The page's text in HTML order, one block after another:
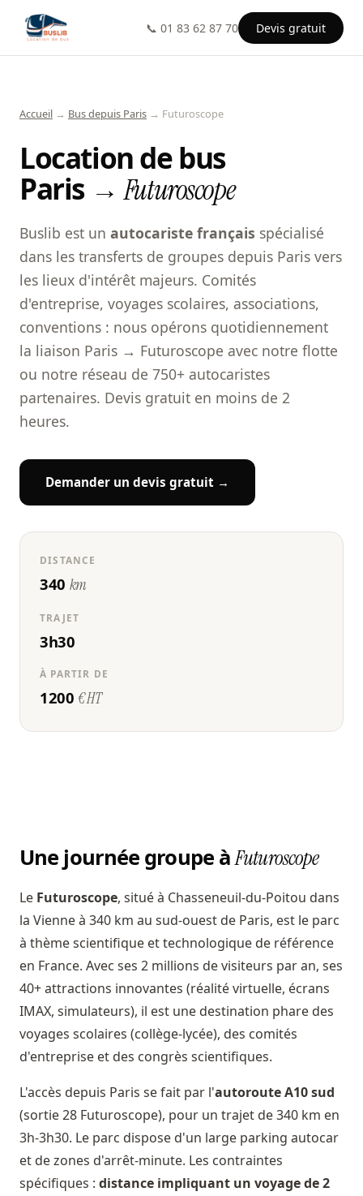
📞 01 83 62 87 70 Devis gratuit
Accueil → Bus depuis Paris → Futuroscope
Location de bus
Paris →Futuroscope
Buslib est un autocariste français spécialisé
dans les transferts de groupes depuis Paris vers
les lieux d'intérêt majeurs. Comités
d'entreprise, voyages scolaires, associations,
conventions : nous opérons quotidiennement
la liaison Paris → Futuroscope avec notre flotte
ou notre réseau de 750+ autocaristes
partenaires. Devis gratuit en moins de 2
heures.
Demander un devis gratuit →
DISTANCE
340 km
TRAJET
3h30
À PARTIR DE
1200€ HT
Une journée groupe àFuturoscope
Le Futuroscope, situé à Chasseneuil-du-Poitou dans
la Vienne à 340 km au sud-ouest de Paris, est le parc
à thème scientifique et technologique de référence
en France. Avec ses 2 millions de visiteurs par an, ses
40+ attractions innovantes (réalité virtuelle, écrans
IMAX, simulateurs), il est une destination phare des
voyages scolaires (collège-lycée), des comités
d'entreprise et des congrès scientifiques.
L'accès depuis Paris se fait par l'autoroute A10 sud
(sortie 28 Futuroscope), pour un trajet de 340 km en
3h-3h30. Le parc dispose d'un large parking autocar
et de zones d'arrêt-minute. Les contraintes
spécifiques : distance impliquant un voyage de 2